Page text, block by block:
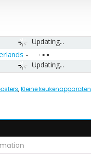
Updating...
Updating...
-
,Kleine keukenapparaten